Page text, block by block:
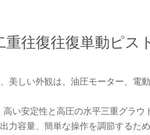
重往復往復単動ピス
美しい外観は、油圧モーター、電
い安定性と高圧の水平三重グラウ
力容量、簡単な操作を調節するた